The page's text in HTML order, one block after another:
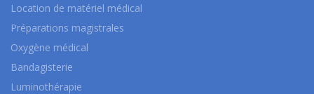
Location de matériel médical
Préparations magistrales
Oxygène médical
Bandagisterie
Luminothérapie